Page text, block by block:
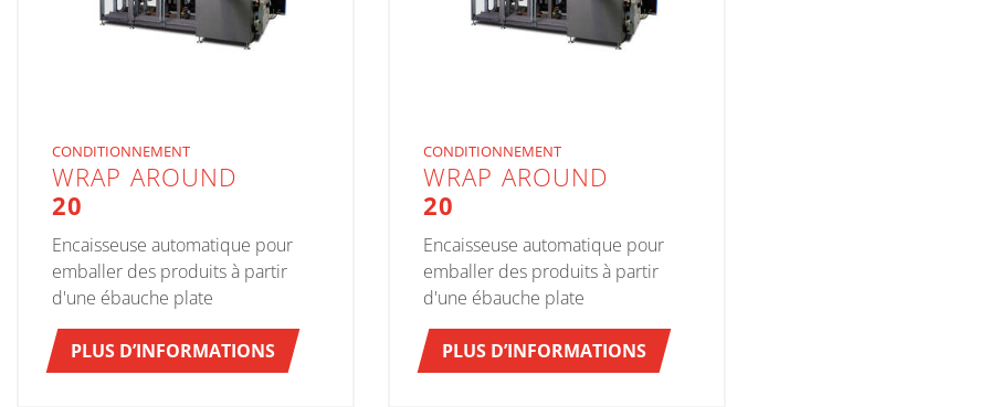
CONDITIONNEMENT
WRAP AROUND
20
Encaisseuse automatique pour
emballer des produits à partir
d'une ébauche plate
PLUS D’INFORMATIONS
CONDITIONNEMENT
WRAP AROUND
20
Encaisseuse automatique pour
emballer des produits à partir
d'une ébauche plate
PLUS D’INFORMATIONS